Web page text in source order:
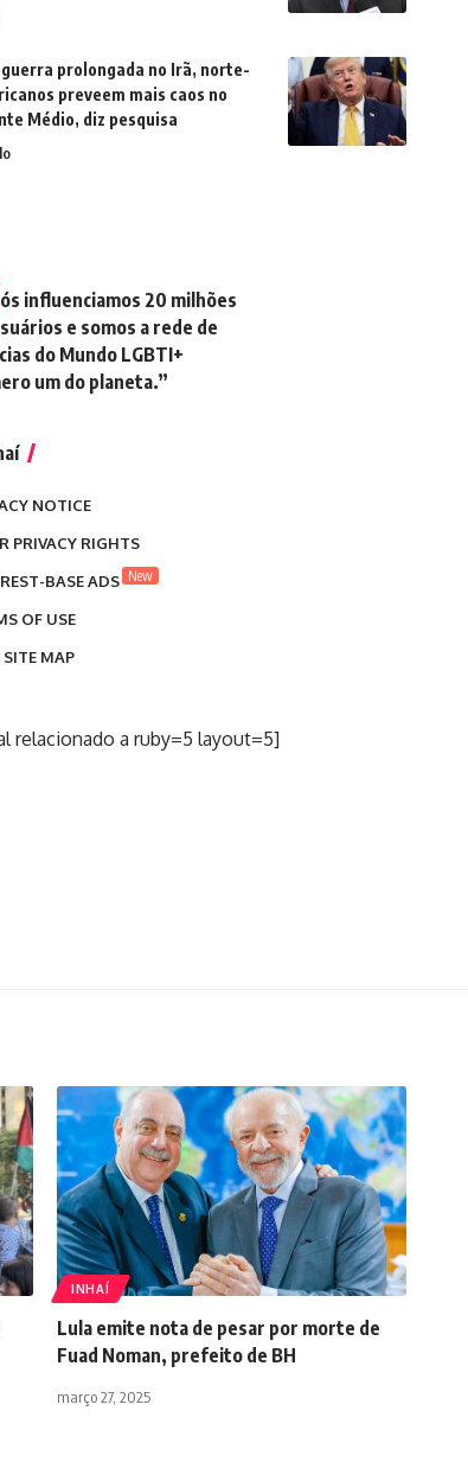
guerra prolongada no Irã, norte-
preveem mais caos no
Médio, diz pesquisa
ós influenciamos 20 milhões
e somos a rede de
do Mundo LGBTI+
um do planeta.”
NOTICE
PRIVACY RIGHTS
BASE ADS New
OF USE
MAP
relacionado a ruby=5 layout=5]
INHAÍ
Lula emite nota de pesar por morte de
Fuad Noman, prefeito de BH
março 27, 2025